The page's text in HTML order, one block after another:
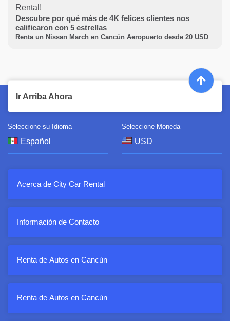
Rental!
Descubre por qué más de 4K felices clientes nos
calificaron con 5 estrellas
Renta un Nissan March en Cancún Aeropuerto desde 20 USD
Ir Arriba Ahora
Seleccione su Idioma Seleccione Moneda
Acerca de City Car Rental
Información de Contacto
Renta de Autos en Cancún
Renta de Autos en Cancún